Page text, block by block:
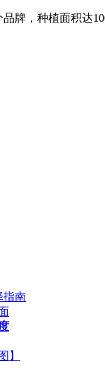
牌，种植面积达
指南
】